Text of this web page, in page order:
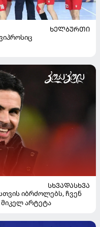
ᲮᲔᲚᲑᲣᲠᲗᲘ
ᲡᲮᲕᲐᲓᲐᲡᲮᲕᲐ
იბრძოლებს, ჩვენ
მიკელ არტეტა